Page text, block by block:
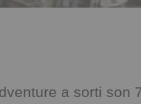
a sorti son